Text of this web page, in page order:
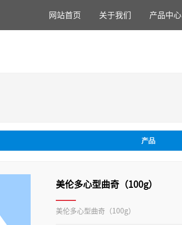
网站首页 关于我们 产品中心
产品
美伦多心型曲奇（100g）
美伦多心型曲奇（100g）